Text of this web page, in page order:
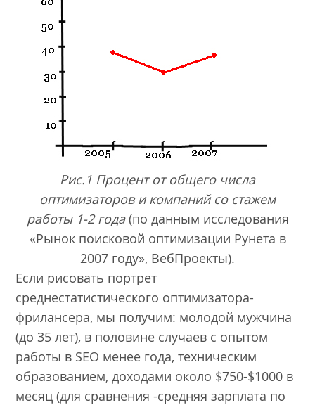
Рис.1 Процент от общего числа
оптимизаторов и компаний со стажем
работы 1-2 года(по данным исследования
«Рынок поисковой оптимизации Рунета в
2007 году», ВебПроекты).
Если рисовать портрет
среднестатистического оптимизатора-
фрилансера, мы получим: молодой мужчина
(до 35 лет), в половине случаев с опытом
работы в SEO менее года, техническим
образованием, доходами около $750-$1000 в
месяц (для сравнения -средняя зарплата по